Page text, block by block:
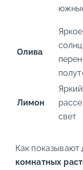
Олива
Яркое
Лимон
Яркий
свет
Как показывают
комнатных